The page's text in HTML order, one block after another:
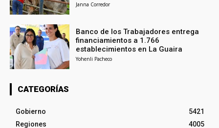
Janna Corredor
Banco de los Trabajadores entrega
financiamientos a 1.766
establecimientos en La Guaira
Yohenli Pacheco
CATEGORÍAS
Gobierno
5421
Regiones
4005